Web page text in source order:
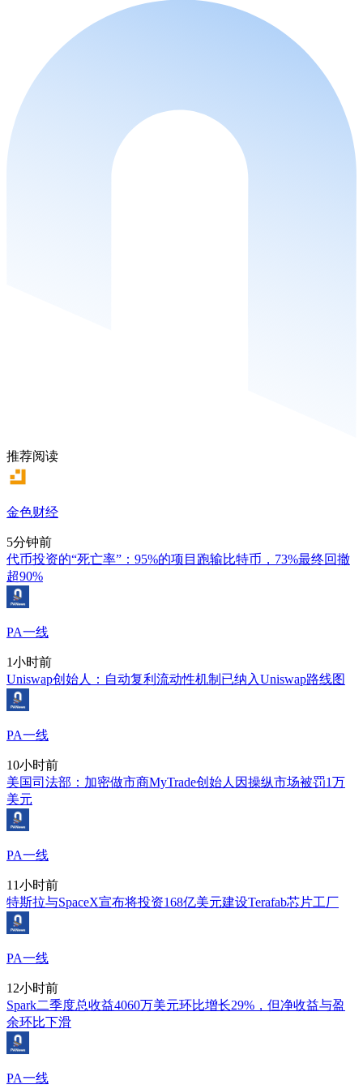
推荐阅读
金色财经
5分钟前
代币投资的“死亡率”：95%的项目跑输比特币，73%最终回撤
超90%
PA一线
1小时前
Uniswap创始人：自动复利流动性机制已纳入Uniswap路线图
PA一线
10小时前
美国司法部：加密做市商MyTrade创始人因操纵市场被罚1万
美元
PA一线
11小时前
特斯拉与SpaceX宣布将投资168亿美元建设Terafab芯片工厂
PA一线
12小时前
Spark二季度总收益4060万美元环比增长29%，但净收益与盈
余环比下滑
PA一线